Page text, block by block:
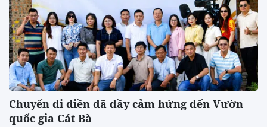
Chuyến đi điền dã đầy cảm hứng đến Vườn
quốc gia Cát Bà